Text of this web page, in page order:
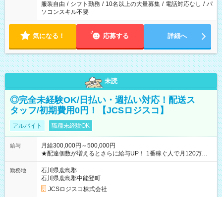
服装自由 / シフト勤務 / 10名以上の大量募集 / 電話対応なし / パ
ソコンスキル不要
気になる！ 応募する 詳細へ
未読
◎完全未経験OK/日払い・週払い対応！配送ス
タッフ/初期費用0円！【JCSロジスコ】
アルバイト 職種未経験OK
給与
月給300,000円～500,000円
★配達個数が増えるとさらに給与UP！ 1番稼ぐ人で月120万ほ
ど！ ・主要都市エリア 月収55万円／週5日稼働 月収65万~112
万円／週6日稼働 ・地方郊外エリア 月収40万円／週5日稼働 月
収40万円~50万円／週6日稼働 ＜モデルイメージ＞ ■月収50万
円 (27歳男性/江東区在住)※元建築関係 1日150個配達×25日勤務
(日休み) ■月収80万円(43歳男性/墨田区在住)※元営業 1日200個
勤務地
石川県鹿島郡
石川県鹿島郡中能登町
JCSロジスコ株式会社